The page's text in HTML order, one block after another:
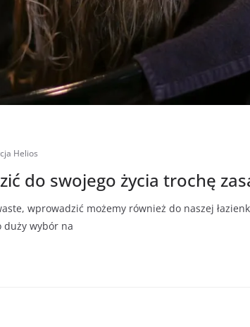
Helios
do swojego życia trochę
wprowadzić możemy również do naszej
duży wybór na